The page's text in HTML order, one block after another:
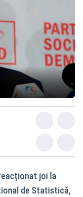
joi la
de Statistică,